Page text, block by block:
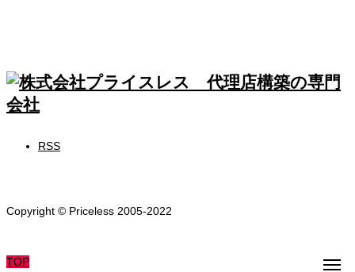
RSS
Copyright © Priceless 2005-2022
TOP